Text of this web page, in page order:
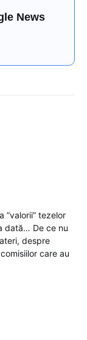
News
”valorii” tezelor
dată… De ce nu
despre
care au